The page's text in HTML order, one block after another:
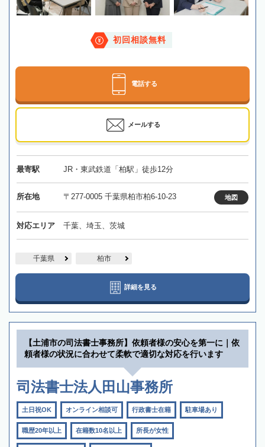
初回相談無料
電話する
メールする
最寄駅 JR・東武鉄道「柏駅」徒歩12分
所在地 〒277-0005 千葉県柏市柏6-10-23 地図
対応エリア 千葉、埼玉、茨城
千葉県 柏市
詳細を見る
【土浦市の司法書士事務所】依頼者様の安心を第一に｜依
頼者様の状況に合わせて柔軟で適切な対応を行います
司法書士法人田山事務所
土日祝OK オンライン相談可 行政書士在籍 駐車場あり
職歴20年以上 在籍数10名以上 所長が女性